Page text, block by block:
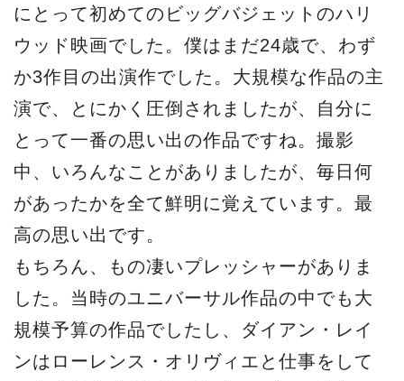
にとって初めてのビッグバジェットのハリ
ウッド映画でした。僕はまだ24歳で、わず
か3作目の出演作でした。大規模な作品の主
演で、とにかく圧倒されましたが、自分に
とって一番の思い出の作品ですね。撮影
中、いろんなことがありましたが、毎日何
があったかを全て鮮明に覚えています。最
高の思い出です。
もちろん、もの凄いプレッシャーがありま
した。当時のユニバーサル作品の中でも大
規模予算の作品でしたし、ダイアン・レイ
ンはローレンス・オリヴィエと仕事をして